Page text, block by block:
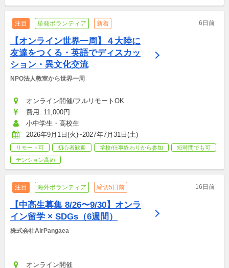
注目 単発ボランティア 新着 6日前
【オンライン世界一周】４大陸に
友達をつくる・英語でディスカッ
ション・異文化交流
NPO法人教室から世界一周
オンライン開催/フルリモートOK
費用: 11,000円
小中学生・高校生
2026年9月1日(火)~2027年7月31日(土)
リモート可 初心者歓迎 学校/仕事終わりから参加
短時間でも可
テンション高め
注目 海外ボランティア 締切5日前 16日前
【中高生募集 8/26〜9/30】オンラ
イン留学 × SDGs（6週間）
株式会社AirPangaea
オンライン開催